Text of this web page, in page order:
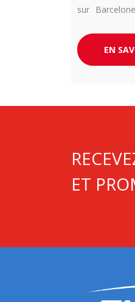
sur
urgence et
exigences
EN
ET